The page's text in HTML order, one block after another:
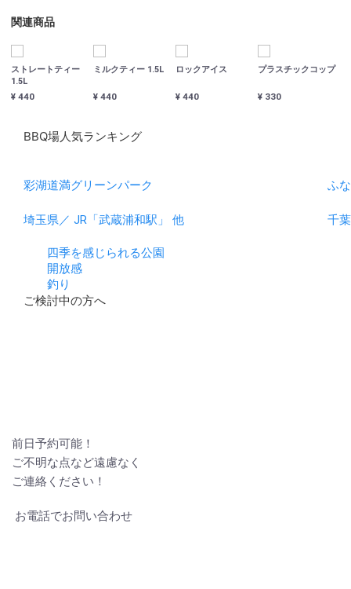
関連商品
ストレートティー
1.5L
¥ 440
ミルクティー 1.5L
¥ 440
ロックアイス
¥ 440
プラスチックコップ
¥ 330
BBQ場人気ランキング
彩湖道満グリーンパーク
埼玉県／ JR「武蔵浦和駅」 他
四季を感じられる公園
開放感
釣り
ふ
千
ご検討中の方へ
前日予約可能！
ご不明な点など遠慮なく
ご連絡ください！
お電話でお問い合わせ